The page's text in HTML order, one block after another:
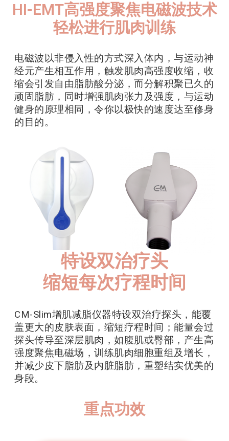
HI-EMT高强度聚焦电磁波技术
轻松进行肌肉训练
电磁波以非侵入性的方式深入体内，与运动神
经元产生相互作用，触发肌肉高强度收缩，收
缩会引发自由脂肪酸分泌，而分解积聚已久的
顽固脂肪，同时增强肌肉张力及强度，与运动
健身的原理相同，令你以极快的速度达至修身
的目的。
特设双治疗头
缩短每次疗程时间
CM-Slim增肌减脂仪器特设双治疗探头，能覆
盖更大的皮肤表面，缩短疗程时间；能量会过
探头传导至深层肌肉，如腹肌或臀部，产生高
强度聚焦电磁场，训练肌肉细胞重组及增长，
并减少皮下脂肪及内脏脂肪，重塑结实优美的
身段。
重点功效